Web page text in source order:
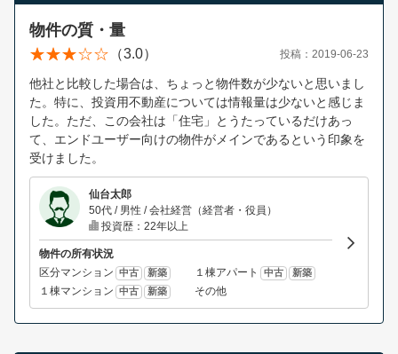
物件の質・量
（3.0） 投稿：2019-06-23
他社と比較した場合は、ちょっと物件数が少ないと思いまし
た。特に、投資用不動産については情報量は少ないと感じま
した。ただ、この会社は「住宅」とうたっているだけあっ
て、エンドユーザー向けの物件がメインであるという印象を
受けました。
仙台太郎
50代 / 男性 / 会社経営（経営者・役員）
投資歴：22年以上
物件の所有状況
区分マンション 中古 新築 １棟アパート 中古 新築
１棟マンション 中古 新築 その他